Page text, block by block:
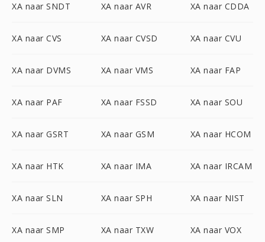
XA naar SNDT XA naar AVR XA naar CDDA
XA naar CVS XA naar CVSD XA naar CVU
XA naar DVMS XA naar VMS XA naar FAP
XA naar PAF XA naar FSSD XA naar SOU
XA naar GSRT XA naar GSM XA naar HCOM
XA naar HTK XA naar IMA XA naar IRCAM
XA naar SLN XA naar SPH XA naar NIST
XA naar SMP XA naar TXW XA naar VOX